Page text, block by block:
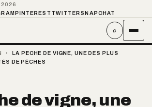
2026
PINTEREST TWITTER SNAPCHAT
⌕
›
LA PECHE DE VIGNE, UNE DES PLUS
DE PÊCHES
de vigne, une